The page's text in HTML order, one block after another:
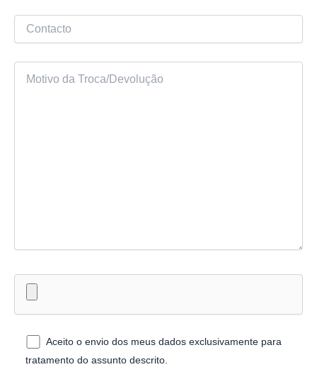
Aceito o envio dos meus dados exclusivamente para
tratamento do assunto descrito.